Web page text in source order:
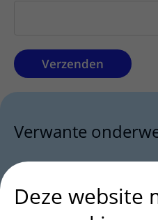
Verzenden
Verwante
Deze website